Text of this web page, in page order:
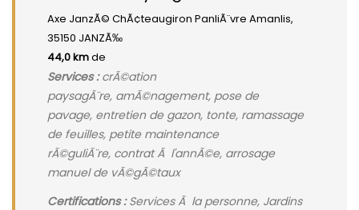
Axe JanzÃ© ChÃ¢teaugiron PanliÃ¨vre Amanlis,
35150 JANZÃ‰
44,0 kmde
Services :crÃ©ation
paysagÃ¨re, amÃ©nagement, pose de
pavage, entretien de gazon, tonte, ramassage
de feuilles, petite maintenance
rÃ©guliÃ¨re, contrat Ã l'annÃ©e, arrosage
manuel de vÃ©gÃ©taux
Certifications :Services Ã la personne, Jardins